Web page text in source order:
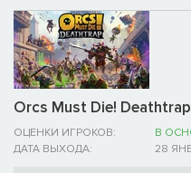
Orcs Must Die! Deathtrap
ОЦЕНКИ ИГРОКОВ:
В
ДАТА ВЫХОДА:
28